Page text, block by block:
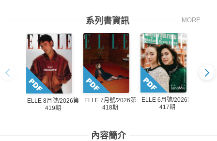
系列書資訊 MORE
ELLE 8月號/2026第
419期
ELLE 7月號/2026第
418期
ELLE 6月號/2026第
417期
內容簡介